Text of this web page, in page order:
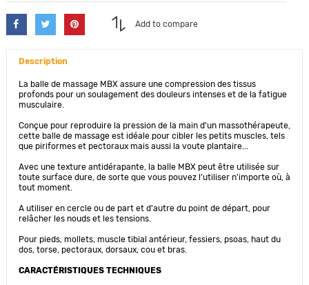
Add to compare
Description
La balle de massage MBX assure une compression des tissus
profonds pour un soulagement des douleurs intenses et de la fatigue
musculaire.
Conçue pour reproduire la pression de la main d'un massothérapeute,
cette balle de massage est idéale pour cibler les petits muscles, tels
que piriformes et pectoraux mais aussi la voute plantaire...
Avec une texture antidérapante, la balle MBX peut être utilisée sur
toute surface dure, de sorte que vous pouvez l'utiliser n'importe où, à
tout moment.
A utiliser en cercle ou de part et d'autre du point de départ, pour
relâcher les nouds et les tensions.
Pour pieds, mollets, muscle tibial antérieur, fessiers, psoas, haut du
dos, torse, pectoraux, dorsaux, cou et bras.
CARACTÉRISTIQUES TECHNIQUES